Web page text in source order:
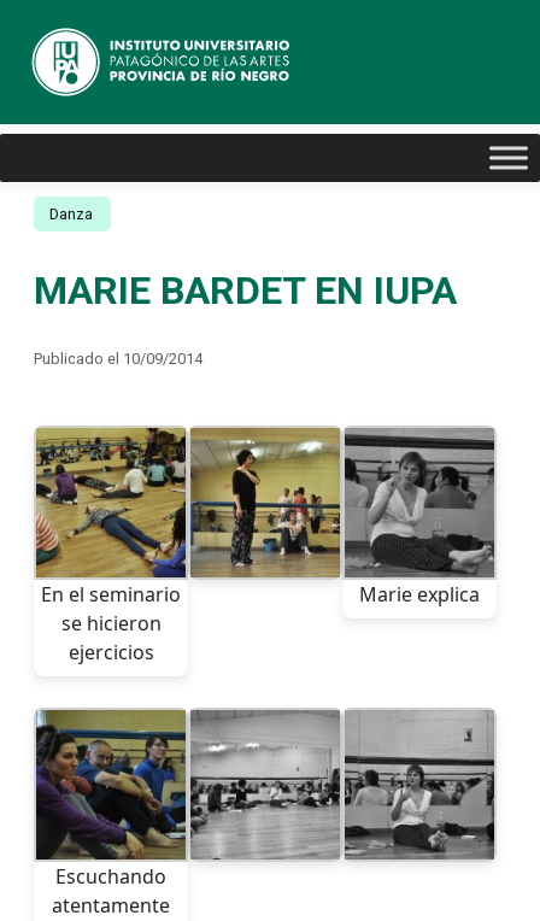
Danza
MARIE BARDET EN IUPA
Publicado el 10/09/2014
En el seminario
se hicieron
ejercicios
Marie explica
Escuchando
atentamente